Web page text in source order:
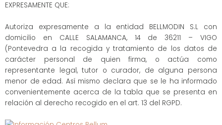
EXPRESAMENTE QUE:
Autoriza expresamente a la entidad BELLMODIN S.L con
domicilio en CALLE SALAMANCA, 14 de 36211 – VIGO
(Pontevedra a la recogida y tratamiento de los datos de
carácter personal de quien firma, o actúa como
representante legal, tutor o curador, de alguna persona
menor de edad. Así mismo declara que se le ha informado
convenientemente acerca de la tabla que se presenta en
relación al derecho recogido en el art. 13 del RGPD.